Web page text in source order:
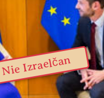
Nie Izraelčan